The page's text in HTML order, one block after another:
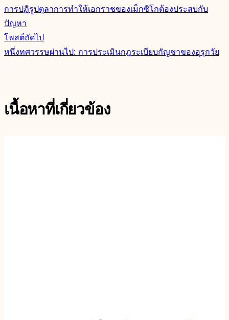
การปฏิรูปตุลาการทำให้เอกราชของเม็กซิโกต้องประสบกับ
ปัญหา
โพสต์ถัดไป
หนึ่งทศวรรษผ่านไป: การประเมินกฎระเบียบกัญชาของอุรุกวัย
เนื้อหาที่เกี่ยวข้อง